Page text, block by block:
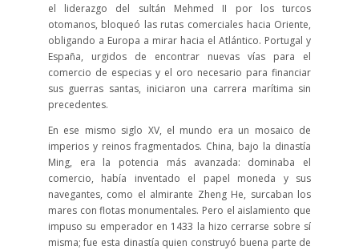
el liderazgo del sultán Mehmed II por los turcos
otomanos, bloqueó las rutas comerciales hacia Oriente,
obligando a Europa a mirar hacia el Atlántico. Portugal y
España, urgidos de encontrar nuevas vías para el
comercio de especias y el oro necesario para financiar
sus guerras santas, iniciaron una carrera marítima sin
precedentes.
En ese mismo siglo XV, el mundo era un mosaico de
imperios y reinos fragmentados. China, bajo la dinastía
Ming, era la potencia más avanzada: dominaba el
comercio, había inventado el papel moneda y sus
navegantes, como el almirante Zheng He, surcaban los
mares con flotas monumentales. Pero el aislamiento que
impuso su emperador en 1433 la hizo cerrarse sobre sí
misma; fue esta dinastía quien construyó buena parte de